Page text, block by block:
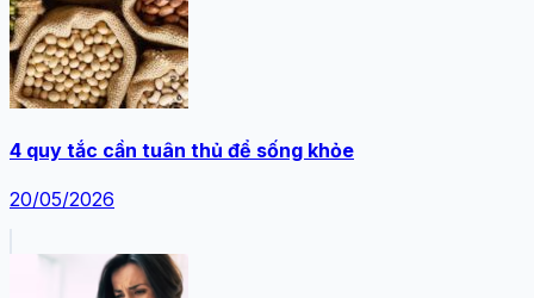
4 quy tắc cần tuân thủ để sống khỏe
20/05/2026